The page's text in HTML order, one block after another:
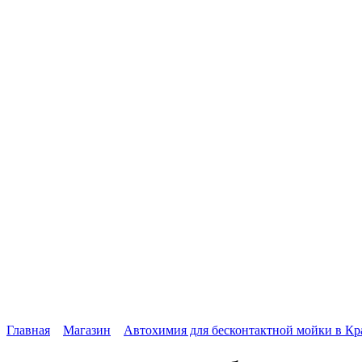
Главная Магазин Автохимия для бесконтактной мойки в